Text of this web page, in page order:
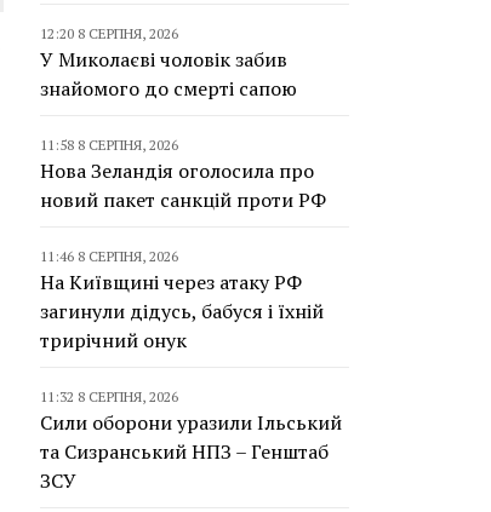
12:20 8 СЕРПНЯ, 2026
У Миколаєві чоловік забив
знайомого до смерті сапою
11:58 8 СЕРПНЯ, 2026
Нова Зеландія оголосила про
новий пакет санкцій проти РФ
11:46 8 СЕРПНЯ, 2026
На Київщині через атаку РФ
загинули дідусь, бабуся і їхній
трирічний онук
11:32 8 СЕРПНЯ, 2026
Сили оборони уразили Ільський
та Сизранський НПЗ – Генштаб
ЗСУ